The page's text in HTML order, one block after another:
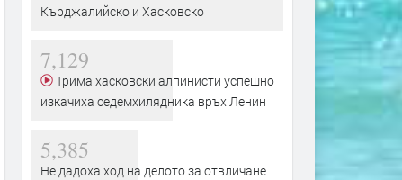
Трактор се запали при балиране
на слама, огънят засегна гора
Вярващи в Хасково
Преображение Господне с
освещаване на първото
Кърджалийско и Хасковско
7,129
Трима хасковски алпинисти успешно
изкачиха седемхилядника връх Ленин
5,385
Не дадоха ход на делото за отвличане